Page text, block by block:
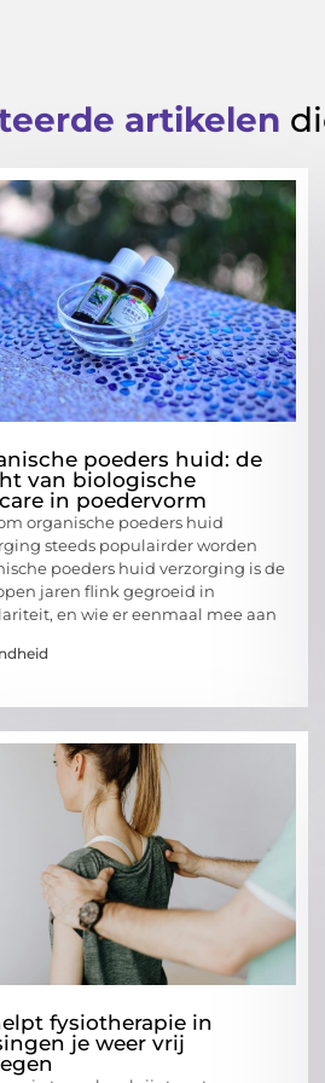
artikelen
poeders huid: de
van biologische
in poedervorm
organische poeders huid
steeds populairder worden
poeders huid verzorging is de
jaren flink gegroeid in
en wie er eenmaal mee aan
fysiotherapie in
je weer vrij